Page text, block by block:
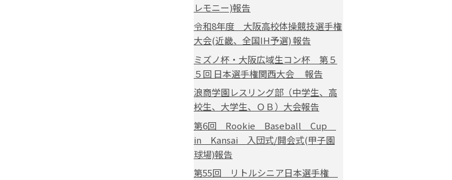
レモニー)報告
令和8年度 大阪高校体操競技選手権
大会(近畿、全国IH予選) 報告
ミズノ杯・大阪広域生コン杯 第５
５回 日本選手権関西大会 報告
浪商学園レスリング部（中学生、高
校生、大学生、ＯＢ）大会報告
第6回 Rookie Baseball Cup
in Kansai 入団式/開会式(甲子園
球場)報告
第55回 リトルシニア日本選手権